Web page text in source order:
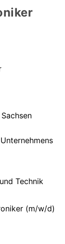
Technik
(m/w/d)